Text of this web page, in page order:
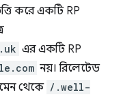
করে একটি RP
এর একটি RP
নয়। রিলেটেড
থেকে /.well-